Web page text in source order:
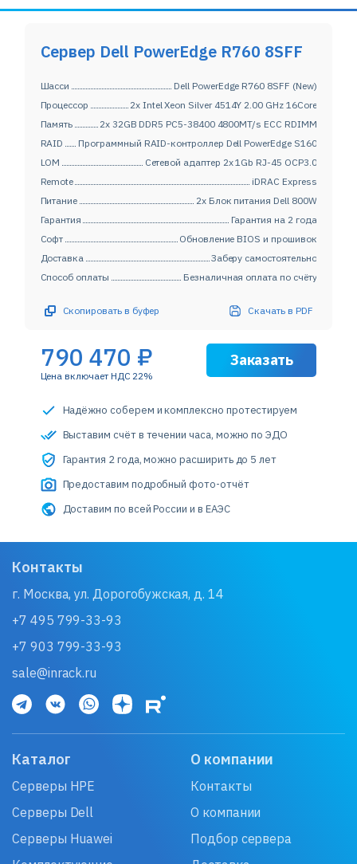
Сервер Dell PowerEdge R760 8SFF
Шасси
Dell PowerEdge R760 8SFF (New)
Процессор
2x Intel Xeon Silver 4514Y 2.00 GHz 16Core
Память
2x 32GB DDR5 PC5-38400 4800MT/s ECC RDIMM
RAID
Программный RAID-контроллер Dell PowerEdge S160
LOM
Сетевой адаптер 2x 1Gb RJ-45 OCP3.0
Remote
iDRAC Express
Питание
2x Блок питания Dell 800W
Гарантия
Гарантия на 2 года
Софт
Обновление BIOS и прошивок
Доставка
Заберу самостоятельно
Способ оплаты
Безналичная оплата по счёту
Скопировать в буфер Скачать в PDF
790 470 ₽
Цена включает НДС 22%
Заказать
Надёжно соберем и комплексно протестируем
Выставим счёт в течении часа, можно по ЭДО
Гарантия 2 года, можно расширить до 5 лет
Предоставим подробный фото-отчёт
Доставим по всей России и в ЕАЭС
Каталог
Серверы HPE
Серверы Dell
Серверы Huawei
О компании
Контакты
О компании
Подбор сервера
Контакты
г. Москва, ул. Дорогобужская, д. 14
+7 495 799-33-93
+7 903 799-33-93
sale@inrack.ru